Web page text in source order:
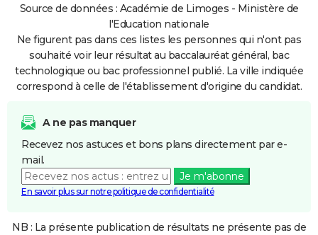
Source de données : Académie de Limoges - Ministère de
l'Education nationale
Ne figurent pas dans ces listes les personnes qui n'ont pas
souhaité voir leur résultat au baccalauréat général, bac
technologique ou bac professionnel publié. La ville indiquée
correspond à celle de l'établissement d'origine du candidat.
A ne pas manquer
Recevez nos astuces et bons plans directement par e-
mail.
Je m'abonne
En savoir plus sur notre politique de confidentialité
NB : La présente publication de résultats ne présente pas de